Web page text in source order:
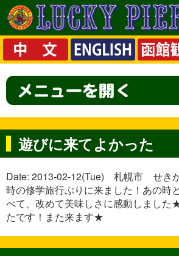
遊びに来てよかった
Date: 2013-02-12(Tue) 札幌市 せき
時の修学旅行ぶりに来ました！あの時
べて、改めて美味しさに感動しました
たです！また来ます★